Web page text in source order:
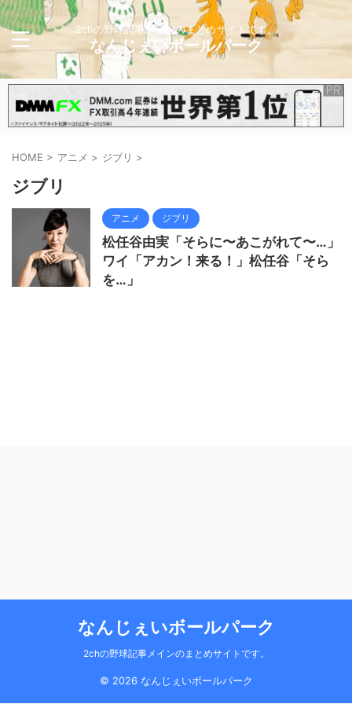
2chの野球記事メインのまとめサイトです。
なんじぇいボールパーク
HOME > アニメ > ジブリ >
ジブリ
アニメ ジブリ
松任谷由実「そらに〜あこがれて〜…」
ワイ「アカン！来る！」松任谷「そら
を…」
なんじぇいボールパーク
2chの野球記事メインのまとめサイトです。
© 2026 なんじぇいボールパーク